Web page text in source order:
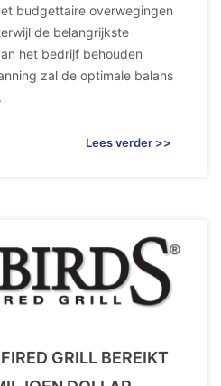
budgettaire overwegingen
de belangrijkste
het bedrijf behouden
zal de optimale balans
Lees verder >>
GRILL BEREIKT